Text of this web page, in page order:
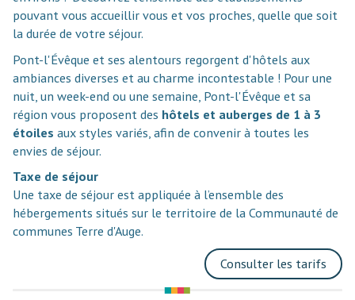
pouvant vous accueillir vous et vos proches, quelle que soit
la durée de votre séjour.
Pont-l'Évêque et ses alentours regorgent d'hôtels aux
ambiances diverses et au charme incontestable ! Pour une
nuit, un week-end ou une semaine, Pont-l'Évêque et sa
région vous proposent des hôtels et auberges de 1 à 3
étoiles aux styles variés, afin de convenir à toutes les
envies de séjour.
Taxe de séjour
Une taxe de séjour est appliquée à l’ensemble des
hébergements situés sur le territoire de la Communauté de
communes Terre d'Auge.
Consulter les tarifs